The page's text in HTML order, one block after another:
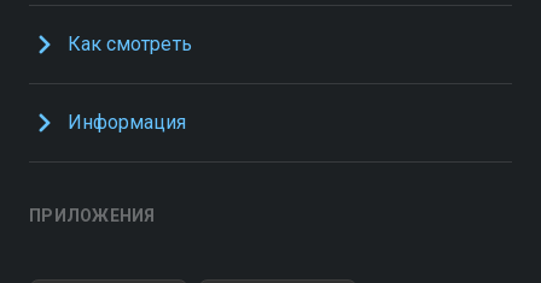
Как смотреть
Информация
ПРИЛОЖЕНИЯ